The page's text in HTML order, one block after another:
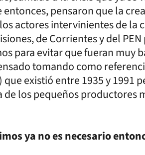
pensaron que la
actores intervinientes de la
de Corrientes y del
para evitar que fueran muy
tomando como
que existió entre 1935 y 1991
los pequeños productores
ya no es necesario